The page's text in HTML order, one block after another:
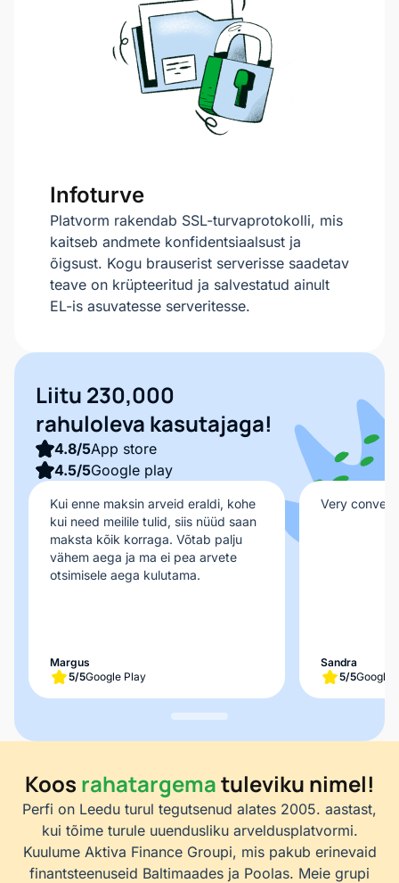
Infoturve
Platvorm rakendab SSL-turvaprotokolli, mis
kaitseb andmete konfidentsiaalsust ja
õigsust. Kogu brauserist serverisse saadetav
teave on krüpteeritud ja salvestatud ainult
EL-is asuvatesse serveritesse.
Kui enne maksin arveid eraldi, kohe
kui need meilile tulid, siis nüüd saan
maksta kõik korraga. Võtab palju
vähem aega ja ma ei pea arvete
otsimisele aega kulutama.
Margus
5/5Google Play
Very
Sandra
5/5Google
Liitu 230,000
rahuloleva kasutajaga!
4.8/5App store
4.5/5Google play
Koos rahatargematuleviku nimel!
Perfi on Leedu turul tegutsenud alates 2005. aastast,
kui tõime turule uuendusliku arveldusplatvormi.
Kuulume Aktiva Finance Groupi, mis pakub erinevaid
finantsteenuseid Baltimaades ja Poolas. Meie grupi